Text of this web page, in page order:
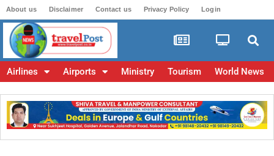
About us Disclaimer Contact us Privacy Policy Login
Airlines Airports Ministry Tourism World News